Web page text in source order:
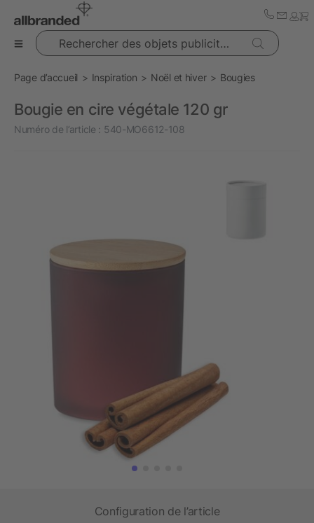
Rechercher des objets publicitaires
Page d’accueil Inspiration Noël et hiver Bougies
Bougie en cire végétale 120 gr
Numéro de l’article : 540-MO6612-108
Configuration de l’article